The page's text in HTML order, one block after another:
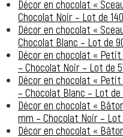
Décor en chocolat «
Chocolat Noir – Lot de
Décor en chocolat «
Chocolat Blanc – Lot de
Décor en chocolat «
– Chocolat Noir – Lot de
Décor en chocolat «
– Chocolat Blanc – Lot de
Décor en chocolat «
mm – Chocolat Noir – Lot
Décor en chocolat «